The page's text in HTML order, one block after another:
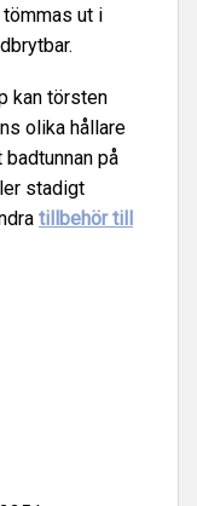
ut i
kan törsten
olika hållare
på
stadigt
tillbehör till